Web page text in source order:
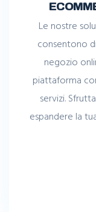
Le nostre
consentono
negozio
piattaforma
servizi.
espandere la